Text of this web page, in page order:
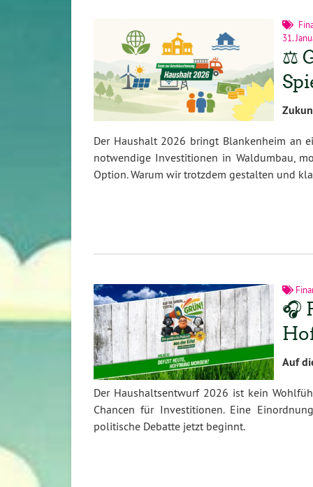
31.
⚖️
Der Haushalt 2026 bringt Blankenheim an
notwendige Investitionen in Waldumbau,
Option. Warum wir trotzdem gestalten und
🎧
Auf
Der Haushaltsentwurf 2026 ist kein
Chancen für Investitionen. Eine
politische Debatte jetzt beginnt.